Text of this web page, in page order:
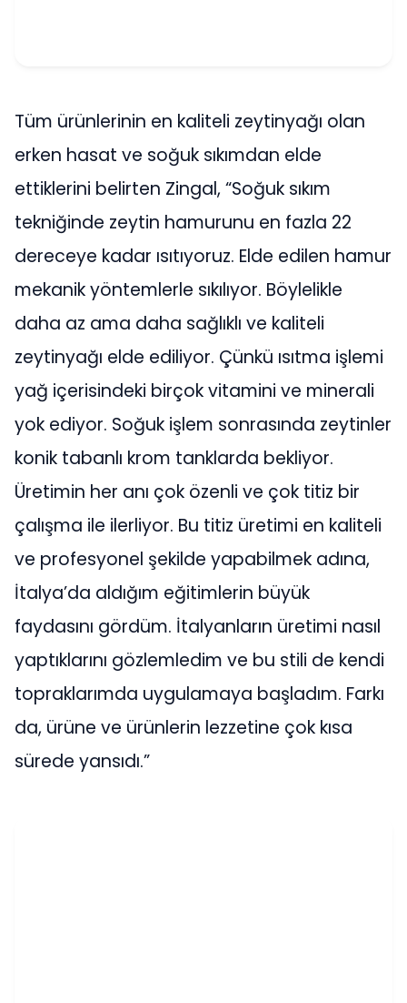
Tüm ürünlerinin en kaliteli zeytinyağı olan
erken hasat ve soğuk sıkımdan elde
ettiklerini belirten Zingal, “Soğuk sıkım
tekniğinde zeytin hamurunu en fazla 22
dereceye kadar ısıtıyoruz. Elde edilen hamur
mekanik yöntemlerle sıkılıyor. Böylelikle
daha az ama daha sağlıklı ve kaliteli
zeytinyağı elde ediliyor. Çünkü ısıtma işlemi
yağ içerisindeki birçok vitamini ve minerali
yok ediyor. Soğuk işlem sonrasında zeytinler
konik tabanlı krom tanklarda bekliyor.
Üretimin her anı çok özenli ve çok titiz bir
çalışma ile ilerliyor. Bu titiz üretimi en kaliteli
ve profesyonel şekilde yapabilmek adına,
İtalya’da aldığım eğitimlerin büyük
faydasını gördüm. İtalyanların üretimi nasıl
yaptıklarını gözlemledim ve bu stili de kendi
topraklarımda uygulamaya başladım. Farkı
da, ürüne ve ürünlerin lezzetine çok kısa
sürede yansıdı.”